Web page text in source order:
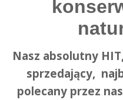
Nasz absolutny
sprzedający,
polecany przez